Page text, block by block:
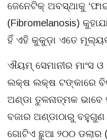
ଜେନେଟିକ୍ ଅବସ୍ଥାକୁ
(Fibromelanosis)
ହିଁ ଏହି କୁକୁଡ଼ା ଏତେ
ଐୟମ୍ ସେମାନୀର ମାଂସ
ଲକ୍ଷ ଲକ୍ଷ ଟଙ୍କାରେ
ଅଣ୍ଡା ତୁଳନାତ୍ମକ ଭାବେ
ବଜାର ଅଣ୍ଡାଠାରୁ
ଗୋଟିଏ ଛୁଆ ୨୦୦ ଡଲାର